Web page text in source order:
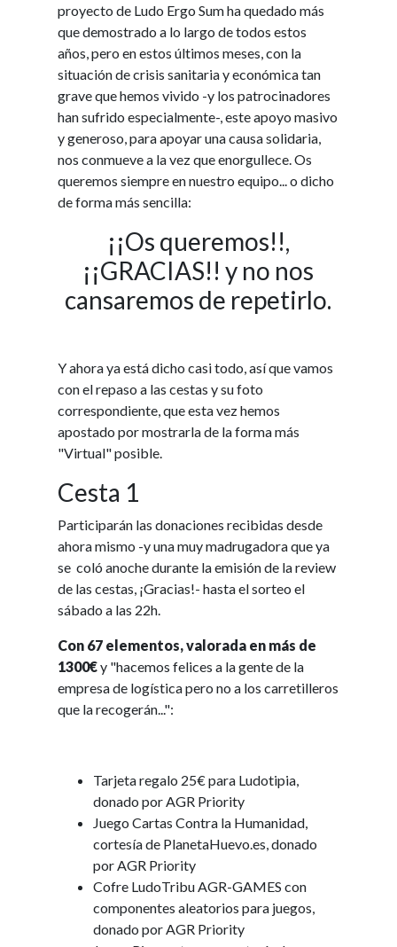
proyecto de Ludo Ergo Sum ha quedado más
que demostrado a lo largo de todos estos
años, pero en estos últimos meses, con la
situación de crisis sanitaria y económica tan
grave que hemos vivido -y los patrocinadores
han sufrido especialmente-, este apoyo masivo
y generoso, para apoyar una causa solidaria,
nos conmueve a la vez que enorgullece. Os
queremos siempre en nuestro equipo... o dicho
de forma más sencilla:
¡¡Os queremos!!,
¡¡GRACIAS!! y no nos
cansaremos de repetirlo.
Y ahora ya está dicho casi todo, así que vamos
con el repaso a las cestas y su foto
correspondiente, que esta vez hemos
apostado por mostrarla de la forma más
"Virtual" posible.
Cesta 1
Participarán las donaciones recibidas desde
ahora mismo -y una muy madrugadora que ya
se coló anoche durante la emisión de la review
de las cestas, ¡Gracias!- hasta el sorteo el
sábado a las 22h.
Con 67 elementos, valorada en más de
1300€y "hacemos felices a la gente de la
empresa de logística pero no a los carretilleros
que la recogerán...":
Tarjeta regalo 25€ para Ludotipia,
donado por AGR Priority
Juego Cartas Contra la Humanidad,
cortesía de PlanetaHuevo.es, donado
por AGR Priority
Cofre LudoTribu AGR-GAMES con
componentes aleatorios para juegos,
donado por AGR Priority